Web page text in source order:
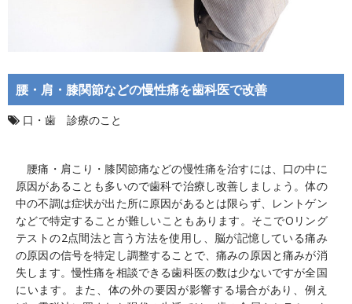
腰・肩・膝関節などの慢性痛を歯科医で改善
口・歯 診療のこと
腰痛・肩こり・膝関節痛などの慢性痛を治すには、口の中に
原因があることも多いので歯科で治療し改善しましょう。体の
中の不調は症状が出た所に原因があるとは限らず、レントゲン
などで特定することが難しいこともあります。そこでOリング
テストの2点間法と言う方法を使用し、脳が記憶している痛み
の原因の信号を特定し調整することで、痛みの原因と痛みが消
失します。慢性痛を相談できる歯科医の数は少ないですが全国
にいます。また、体の外の要因が影響する場合があり、例え